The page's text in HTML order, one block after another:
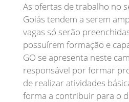
As ofertas de trabalho no
Goiás tendem a serem
vagas só serão
possuírem formação e
GO se apresenta neste
responsável por formar
de realizar atividades
forma a contribuir para o